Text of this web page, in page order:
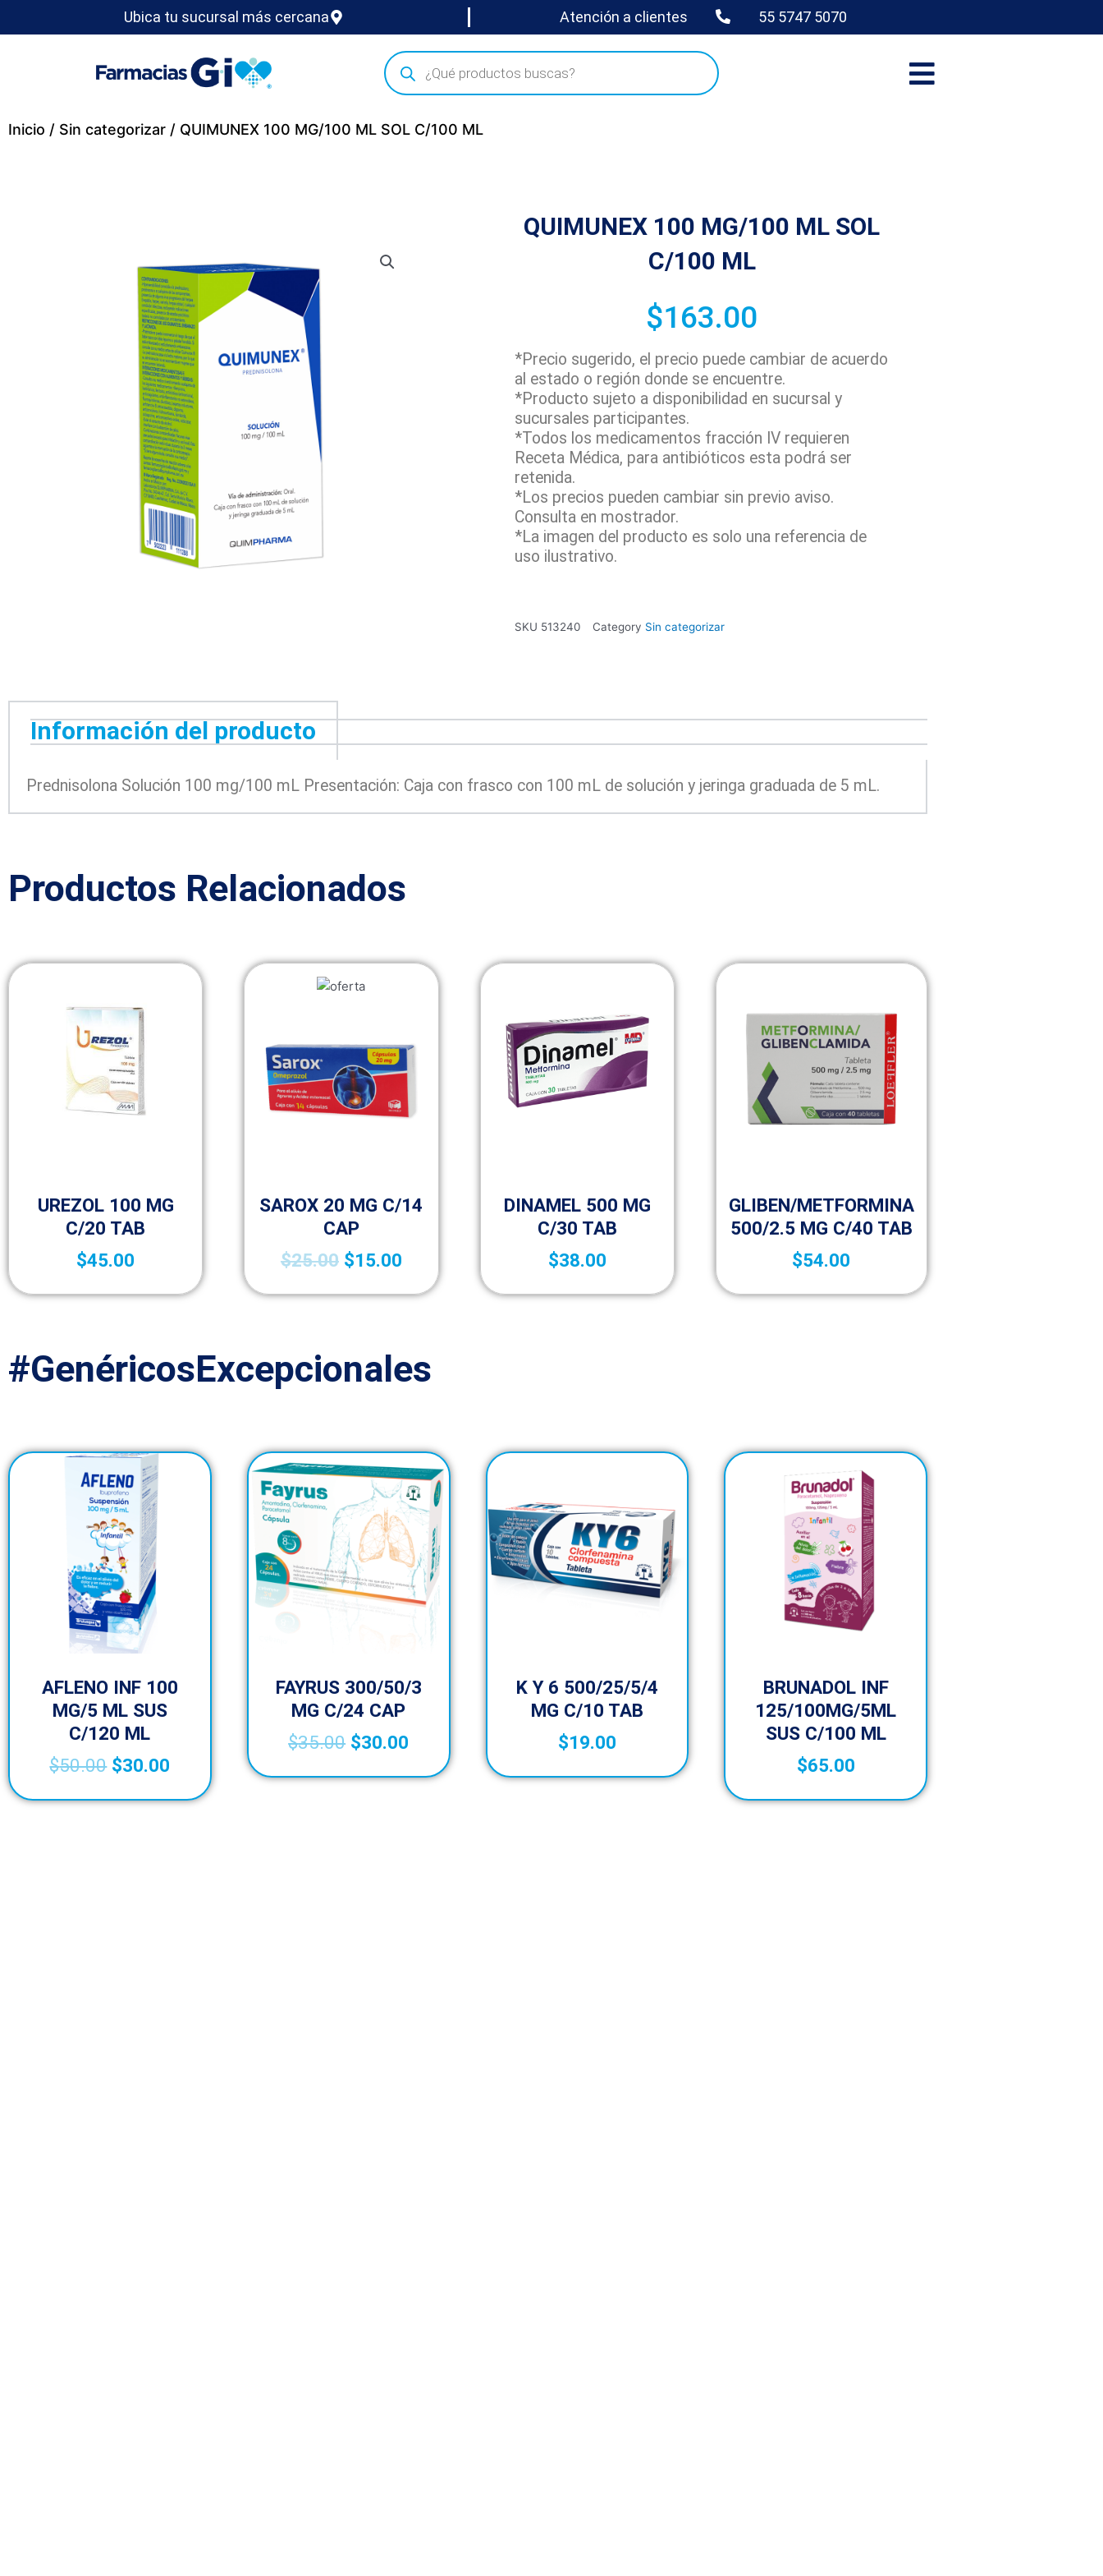
Ubica tu sucursal más cercana Atención a clientes 55 5747 5070
Inicio / Sin categorizar / QUIMUNEX 100 MG/100 ML SOL C/100 ML
QUIMUNEX 100 MG/100 ML SOL
C/100 ML
$163.00
*Precio sugerido, el precio puede cambiar de acuerdo
al estado o región donde se encuentre.
*Producto sujeto a disponibilidad en sucursal y
sucursales participantes.
*Todos los medicamentos fracción IV requieren
Receta Médica, para antibióticos esta podrá ser
retenida.
*Los precios pueden cambiar sin previo aviso.
Consulta en mostrador.
*La imagen del producto es solo una referencia de
uso ilustrativo.
SKU 513240 Category Sin categorizar
Información del producto
Prednisolona Solución 100 mg/100 mL Presentación: Caja con frasco con 100 mL de solución y jeringa graduada de 5 mL.
Productos Relacionados
UREZOL 100 MG
C/20 TAB
$45.00
SAROX 20 MG C/14
CAP
$25.00 $15.00
DINAMEL 500 MG
C/30 TAB
$38.00
GLIBEN/METFORMINA
500/2.5 MG C/40 TAB
$54.00
#GenéricosExcepcionales
AFLENO INF 100
MG/5 ML SUS
C/120 ML
$50.00 $30.00
FAYRUS 300/50/3
MG C/24 CAP
$35.00 $30.00
K Y 6 500/25/5/4
MG C/10 TAB
$19.00
BRUNADOL INF
125/100MG/5ML
SUS C/100 ML
$65.00